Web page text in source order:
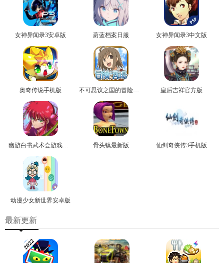
女神异闻录3安卓版 蔚蓝档案日服 女神异闻录3中文版
奥奇传说手机版 皇后吉祥官方版
骨头镇最新版 仙剑奇侠传3手机版
动漫少女新世界安卓版
最新更新